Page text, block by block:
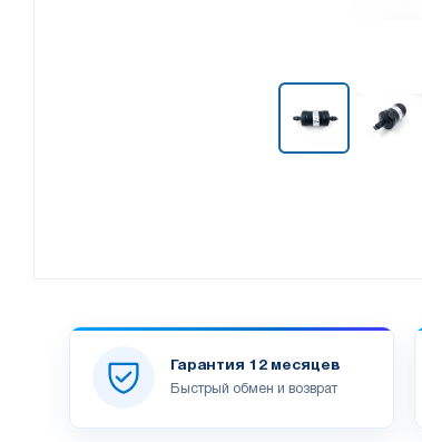
Гарантия 12 месяцев
Быстрый обмен и возврат